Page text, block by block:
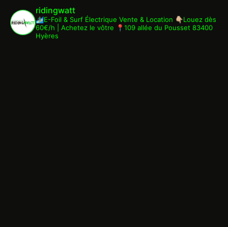
ridingwatt
🏄🏾‍♂️E-Foil & Surf Électrique Vente & Location 👇🏼Louez dès
60€/h | Achetez le vôtre 📍109 allée du Pousset 83400
Hyères